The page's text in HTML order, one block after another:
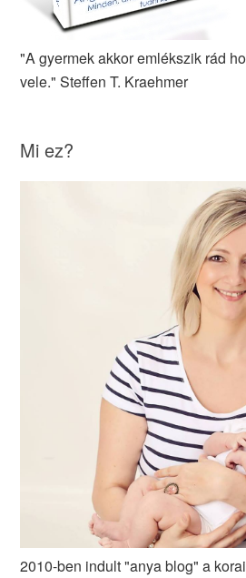
"A gyermek akkor emlékszik rád
vele." Steffen T. Kraehmer
Mi ez?
2010-ben indult "anya blog" a